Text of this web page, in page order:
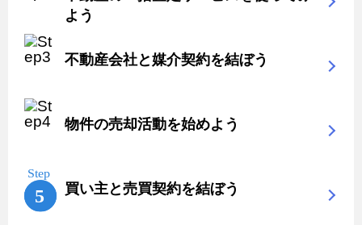
よう
不動産会社と媒介契約を結ぼう
物件の売却活動を始めよう
買い主と売買契約を結ぼう